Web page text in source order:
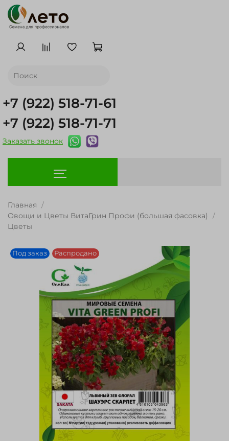
+7 (922) 518-71-61
+7 (922) 518-71-71
Заказать звонок
Главная
Овощи и Цветы ВитаГрин Профи (большая фасовка)
Цветы
Под заказ Распродано